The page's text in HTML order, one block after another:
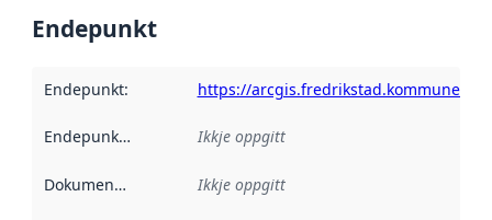
Endepunkt
Endepunkt: https://
Endepunktskildring Ikkje oppgitt
Dokumentasjon Ikkje oppgitt